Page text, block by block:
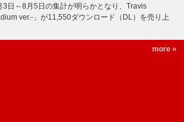
日～8月5日の集計が明らかとなり、Travis
ver.-」が11,550ダウンロード（DL）を売り上
more »